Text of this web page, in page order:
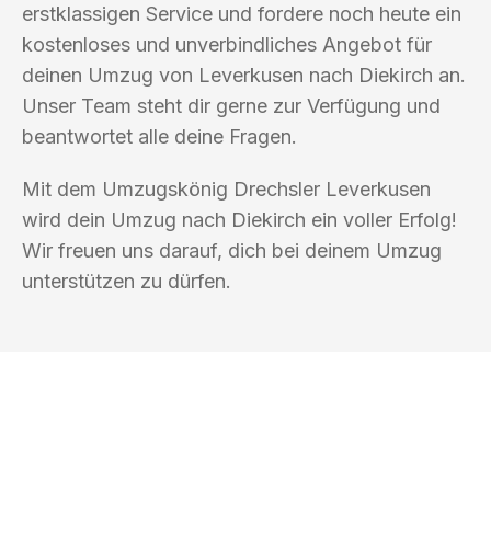
erstklassigen Service und fordere noch heute ein
kostenloses und unverbindliches Angebot für
deinen Umzug von Leverkusen nach Diekirch an.
Unser Team steht dir gerne zur Verfügung und
beantwortet alle deine Fragen.
Mit dem Umzugskönig Drechsler Leverkusen
wird dein Umzug nach Diekirch ein voller Erfolg!
Wir freuen uns darauf, dich bei deinem Umzug
unterstützen zu dürfen.